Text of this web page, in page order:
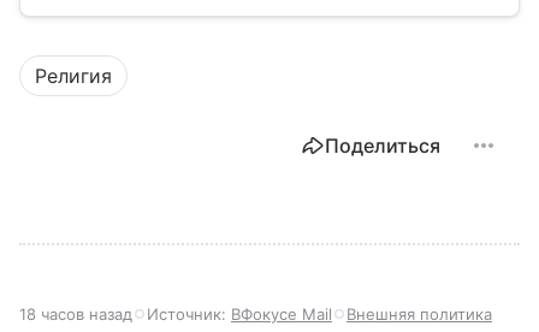
Религия
Поделиться
18 часов назад Источник: ВФокусе Mail Внешняя политика